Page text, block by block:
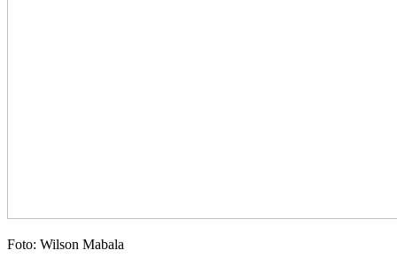
Foto: Wilson Mabala